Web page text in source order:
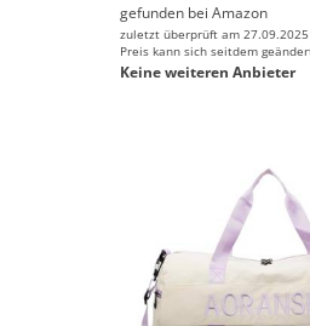
gefunden bei Amazon
zuletzt überprüft am
Preis kann sich seitdem
Keine weiteren Anbieter